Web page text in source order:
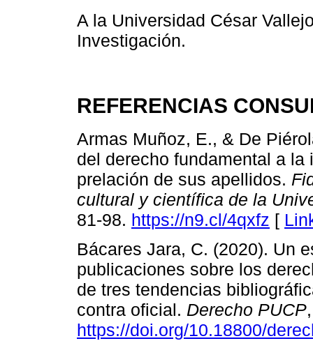
A la Universidad César
Investigación.
REFERENCIAS
Armas Muñoz, E., & De
del derecho fundamental a
prelación de sus apellidos.
cultural y científica de la
81-98. https://n9.cl/4qxfz [
Bácares Jara, C. (2020). Un
publicaciones sobre los
de tres tendencias
contra oficial. Derecho PUCP
https://doi.org/10.18800/